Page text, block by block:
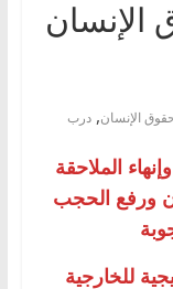
الإنسان
الإنسان, درب
الملاحقة
ورفع الحجب
للخارجية